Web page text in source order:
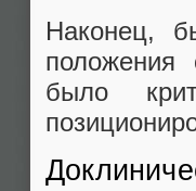
Наконец,
положения
было